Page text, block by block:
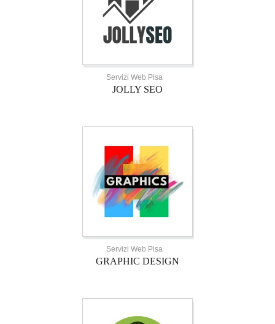
Servizi Web Pisa
JOLLY SEO
Servizi Web Pisa
GRAPHIC DESIGN